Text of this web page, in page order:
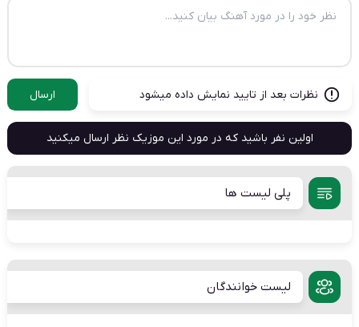
نظرات بعد از تایید نمایش داده میشود ارسال
اولین نفر باشید که در مورد این موزیک نظر ارسال میکنید
پلی لیست ها
لیست خوانندگان